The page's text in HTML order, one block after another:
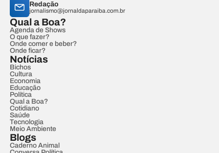
Redação
jornalismo@jornaldaparaiba.com.br
Qual a Boa?
Agenda de Shows
O que fazer?
Onde comer e beber?
Onde ficar?
Notícias
Bichos
Cultura
Economia
Educação
Política
Qual a Boa?
Cotidiano
Saúde
Tecnologia
Meio Ambiente
Blogs
Caderno Animal